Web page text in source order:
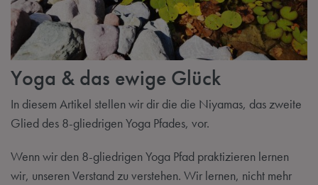
Yoga & das ewige Glück
In diesem Artikel stellen wir dir die die Niyamas, das zweite
Glied des 8-gliedrigen Yoga Pfades, vor.
Wenn wir den 8-gliedrigen Yoga Pfad praktizieren lernen
wir, unseren Verstand zu verstehen. Wir lernen, nicht mehr